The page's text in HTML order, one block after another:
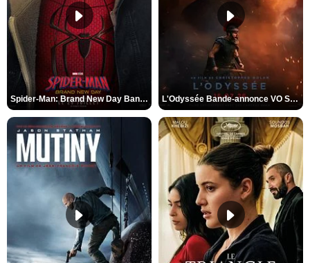
Spider-Man: Brand New Day Bande-annonce VO STFR L'Odyssée Bande-annonce VO STFR